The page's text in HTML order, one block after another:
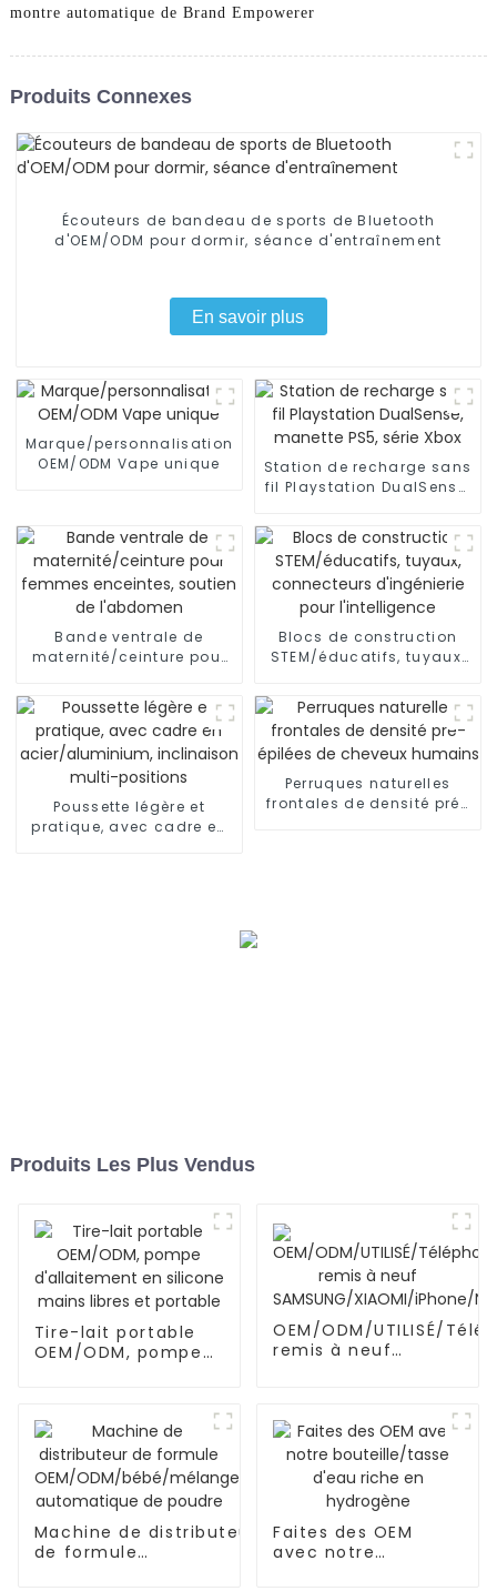
montre automatique de Brand Empowerer
Produits Connexes
Écouteurs de bandeau de sports de Bluetooth
d'OEM/ODM pour dormir, séance d'entraînement
En savoir plus
Marque/personnalisation
OEM/ODM Vape unique
Station de recharge sans
fil Playstation DualSense,
Bande ventrale de
maternité/ceinture pour
soutien de l'abdomen
Blocs de construction
STEM/éducatifs, tuyaux,
pour l'intelligence
Poussette légère et
pratique, avec cadre en
Perruques naturelles
frontales de densité pré-
Produits Les Plus Vendus
Tire-lait portable
OEM/ODM, pompe
OEM/ODM/UTILISÉ/
remis à neuf
Machine de distributeur
de formule
Faites des OEM
avec notre